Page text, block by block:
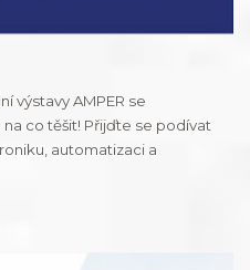
výstavy AMPER se
co těšit! Přijďte se podívat
automatizaci a